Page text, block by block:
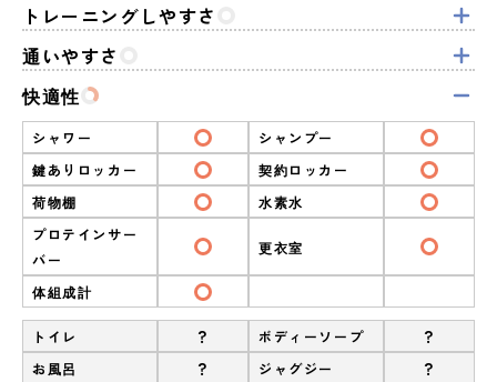
トレーニングしやすさ
通いやすさ
快適性
シャワー
シャンプー
鍵ありロッカー
契約ロッカー
荷物棚
水素水
プロテインサー
バー
更衣室
体組成計
トイレ ? ボディーソープ ?
お風呂 ? ジャグジー ?